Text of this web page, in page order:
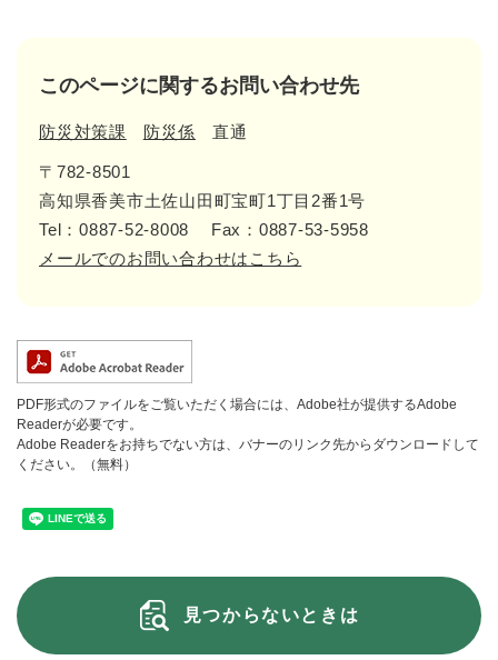
このページに関するお問い合わせ先
防災対策課 防災係 直通
〒782-8501
高知県香美市土佐山田町宝町1丁目2番1号
Tel：0887-52-8008
Fax：0887-53-5958
メールでのお問い合わせはこちら
PDF形式のファイルをご覧いただく場合には、Adobe社が提供するAdobe
Readerが必要です。
Adobe Readerをお持ちでない方は、バナーのリンク先からダウンロードして
ください。（無料）
見つからないときは